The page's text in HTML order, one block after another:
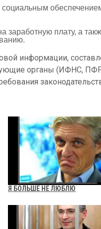
заработную плату, а
информации,
органы (ИФНС,
Я БОЛЬШЕ НЕ ЛЮБЛЮ